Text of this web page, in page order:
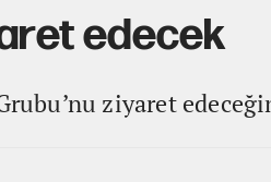
edecek
ziyaret